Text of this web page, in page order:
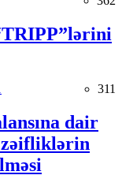
311
dair